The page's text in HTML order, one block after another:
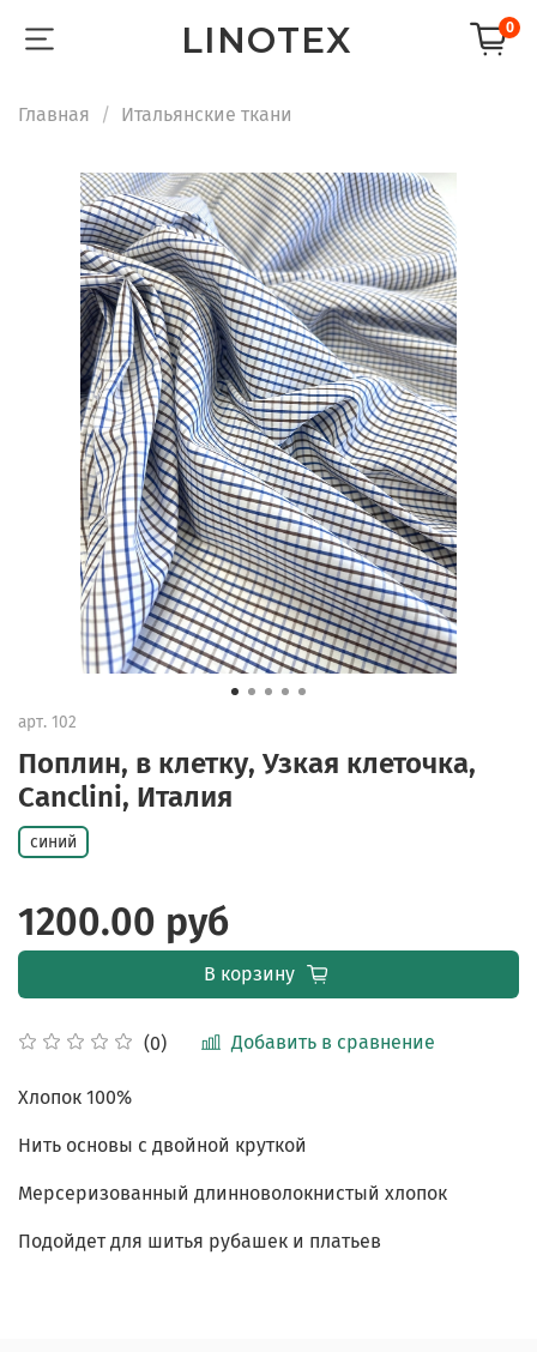
LINOTEX 0
Главная Итальянские ткани
арт. 102
Поплин, в клетку, Узкая клеточка,
Canclini, Италия
(0) Добавить в сравнение
синий
1200.00 руб
В корзину
Хлопок 100%
Нить основы с двойной круткой
Мерсеризованный длинноволокнистый хлопок
Подойдет для шитья рубашек и платьев